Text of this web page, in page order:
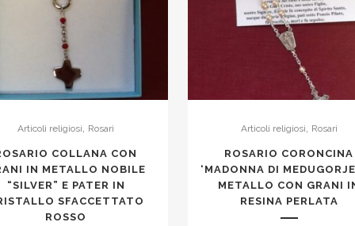
Articoli religiosi, Rosari
COLLANA CON
IN METALLO NOBILE
“SILVER” E PATER IN
SFACCETTATO
ROSSO
Articoli religiosi, Rosari
ROSARIO CORONCINA
‘MADONNA DI
METALLO CON GRANI
RESINA PERLATA